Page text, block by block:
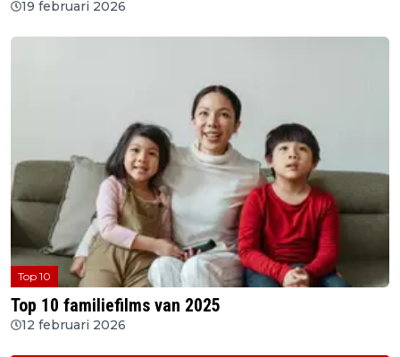
19 februari 2026
Top 10
Top 10 familiefilms van 2025
12 februari 2026